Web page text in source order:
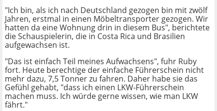
"Ich bin, als ich nach Deutschland gezogen bin mit zwölf
Jahren, erstmal in einen Möbeltransporter gezogen. Wir
hatten da eine Wohnung drin in diesem Bus", berichtete
die Schauspielerin, die in Costa Rica und Brasilien
aufgewachsen ist.
"Das ist einfach Teil meines Aufwachsens", fuhr Ruby
fort. Heute berechtige der einfache Führerschein nicht
mehr dazu, 7,5 Tonner zu fahren. Daher habe sie das
Gefühl gehabt, "dass ich einen LKW-Führerschein
machen muss. Ich würde gerne wissen, wie man LKW
fährt."